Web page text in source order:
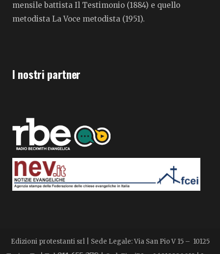
mensile battista Il Testimonio (1884) e quello
metodista La Voce metodista (1951).
I nostri partner
Edizioni protestanti srl | Sede Legale: Via San Pio V 15 – 10125